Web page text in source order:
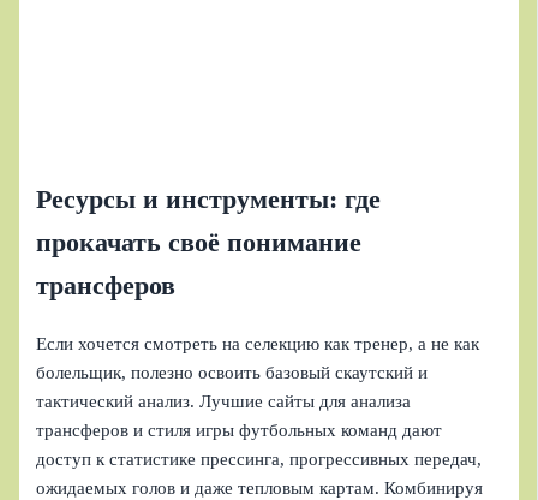
Ресурсы и инструменты: где
прокачать своё понимание
трансферов
Если хочется смотреть на селекцию как тренер, а не как
болельщик, полезно освоить базовый скаутский и
тактический анализ. Лучшие сайты для анализа
трансферов и стиля игры футбольных команд дают
доступ к статистике прессинга, прогрессивных передач,
ожидаемых голов и даже тепловым картам. Комбинируя